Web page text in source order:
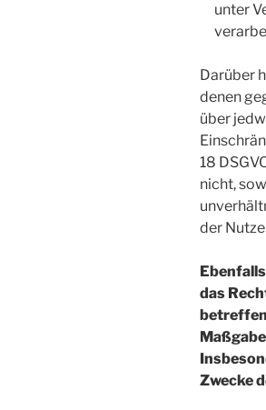
unter
Darüber
denen
über
18
nicht,
der
das
Zwecke